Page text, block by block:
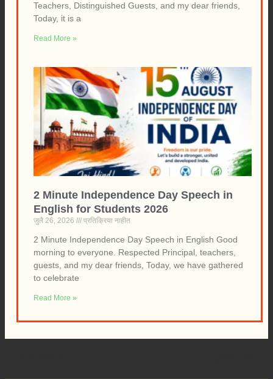
Teachers, Distinguished Guests, and my dear friends,
Today, it is a
Read More »
2 Minute Independence Day Speech in
English for Students 2026
जुलै 26, 2026 प्रतिक्रिया नाहीत
2 Minute Independence Day Speech in English Good
morning to everyone. Respected Principal, teachers,
guests, and my dear friends, Today, we have gathered
to celebrate
Read More »